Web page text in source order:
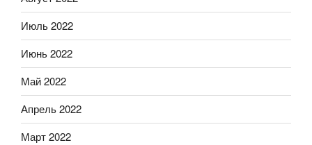
Июль 2022
Июнь 2022
Май 2022
Апрель 2022
Март 2022